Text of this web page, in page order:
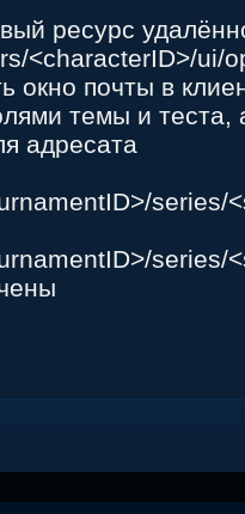
ресурс
<characterID>/ui/
окно почты в
темы и теста,
адресата
series/
series/